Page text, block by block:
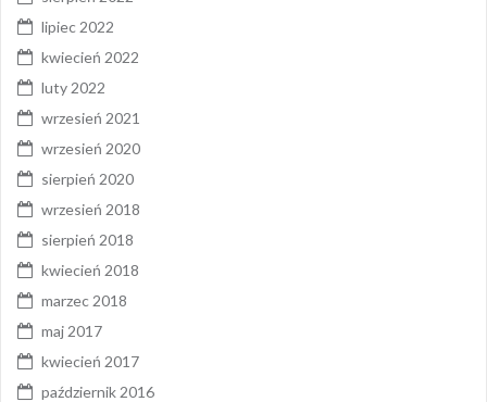
lipiec 2022
kwiecień 2022
luty 2022
wrzesień 2021
wrzesień 2020
sierpień 2020
wrzesień 2018
sierpień 2018
kwiecień 2018
marzec 2018
maj 2017
kwiecień 2017
październik 2016